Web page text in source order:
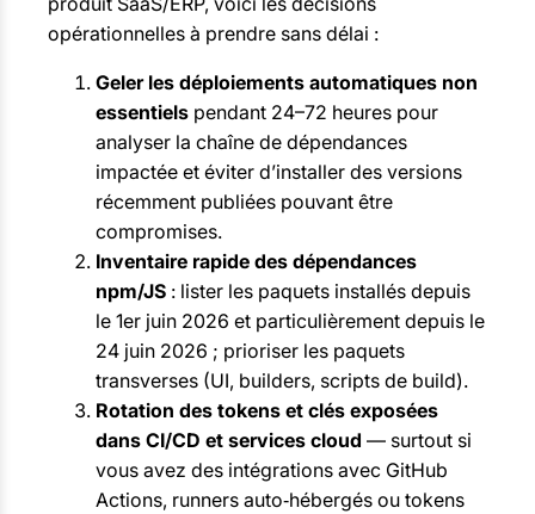
opérationnelles à prendre sans délai :
Geler les déploiements automatiques non
essentiels pendant 24–72 heures pour
analyser la chaîne de dépendances
impactée et éviter d’installer des versions
récemment publiées pouvant être
compromises.
Inventaire rapide des dépendances
npm/JS : lister les paquets installés depuis
le 1er juin 2026 et particulièrement depuis le
24 juin 2026 ; prioriser les paquets
transverses (UI, builders, scripts de build).
Rotation des tokens et clés exposées
dans CI/CD et services cloud — surtout si
vous avez des intégrations avec GitHub
Actions, runners auto‑hébergés ou tokens